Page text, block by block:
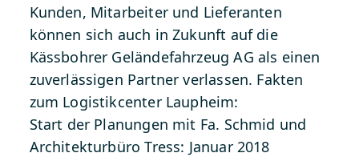
Kunden, Mitarbeiter und Lieferanten
können sich auch in Zukunft auf die
Kässbohrer Geländefahrzeug AG als einen
zuverlässigen Partner verlassen. Fakten
zum Logistikcenter Laupheim:
Start der Planungen mit Fa. Schmid und
Architekturbüro Tress: Januar 2018